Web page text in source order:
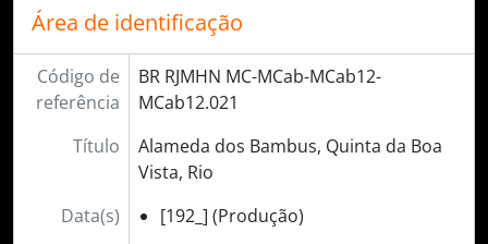
Área de identificação
Código de
referência
BR RJMHN MC-MCab-MCab12-
MCab12.021
Título
Alameda dos Bambus, Quinta da Boa
Vista, Rio
Data(s)
[192_] (Produção)